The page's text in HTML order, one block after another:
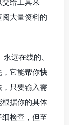
大量资料的
远在线的、
，它能帮你快
，只要输入需
据你的具体
检查，但至